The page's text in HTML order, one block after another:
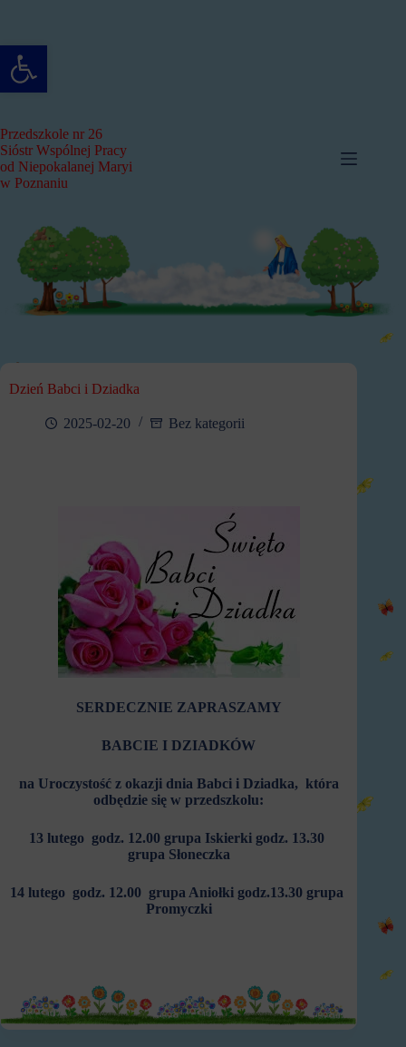
Otwórz pasek narzędzi
Przedszkole nr 26
Sióstr Wspólnej Pracy
od Niepokalanej Maryi
w Poznaniu
Dzień Babci i Dziadka
2025-02-20 Bez kategorii
SERDECZNIE ZAPRASZAMY
BABCIE I DZIADKÓW
na Uroczystość z okazji dnia Babci i Dziadka, która
odbędzie się w przedszkolu:
13 lutego godz. 12.00 grupa Iskierki godz. 13.30
grupa Słoneczka
14 lutego godz. 12.00 grupa Aniołki godz.13.30 grupa
Promyczki